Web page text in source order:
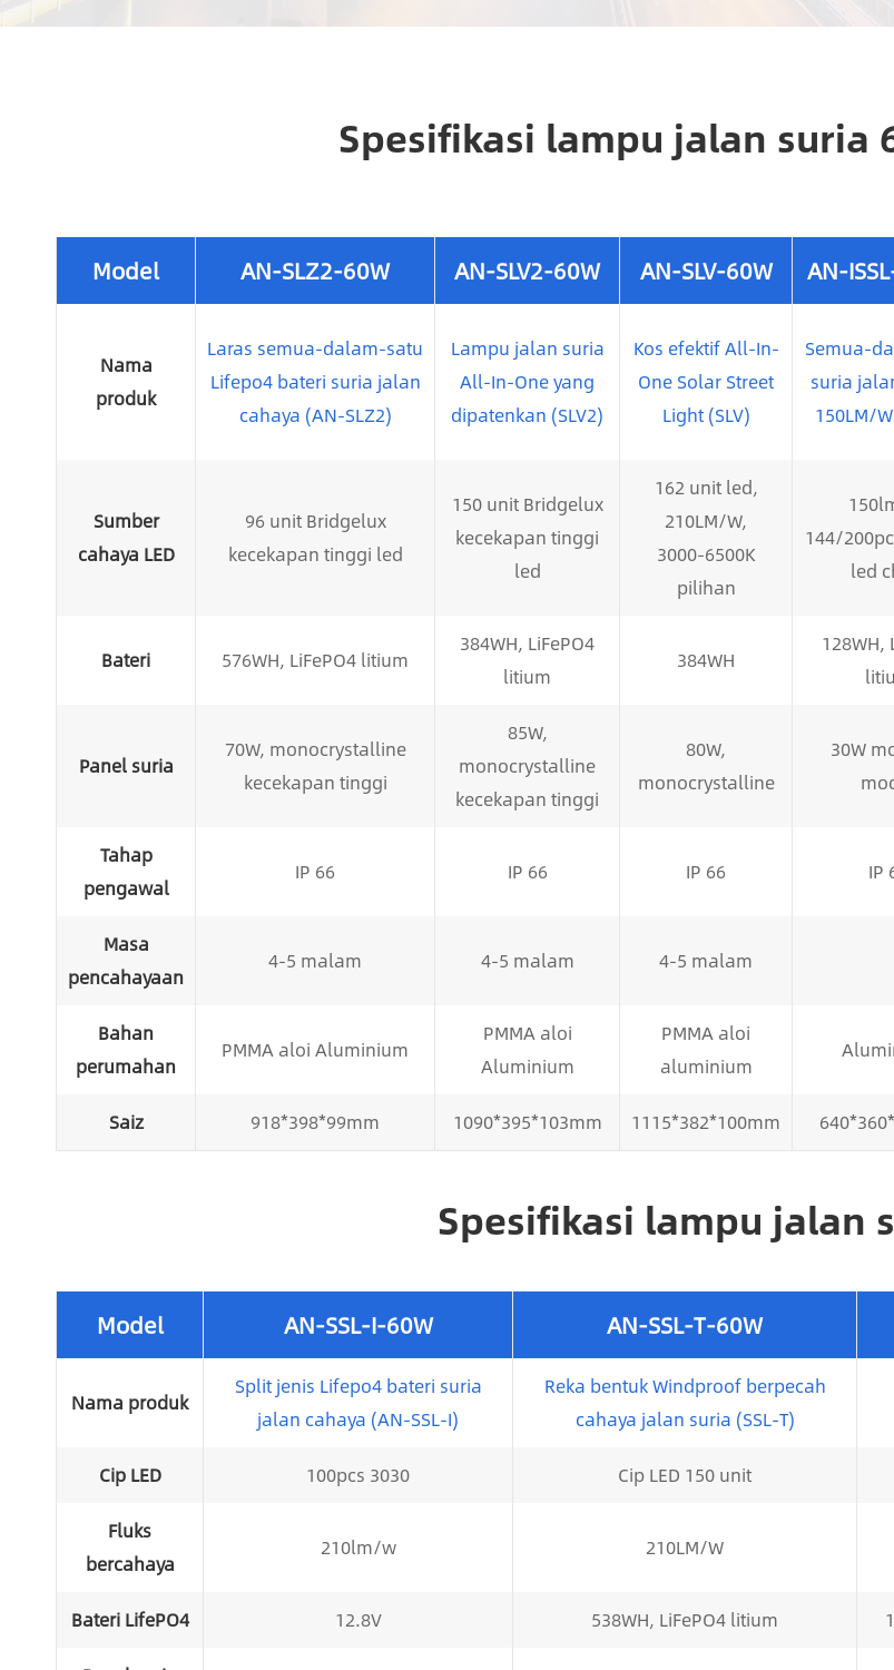
Spesifikasi lampu jalan suria
Model AN-SLZ2-60W AN-SLV2-60W AN-SLV-60W AN-
Nama
produk
Laras semua-dalam-satu
Lifepo4 bateri suria jalan
cahaya (AN-SLZ2)
Lampu jalan suria
All-In-One yang
dipatenkan (SLV2)
Kos efektif All-In-
One Solar Street
Light (SLV)
Semua-
suria
150LM/
Sumber
cahaya LED
96 unit Bridgelux
kecekapan tinggi led
150 unit Bridgelux
kecekapan tinggi
led
162 unit led,
210LM/W,
3000-6500K
pilihan
144/
led
Bateri 576WH, LiFePO4 litium
384WH, LiFePO4
litium
384WH
128WH,
Panel suria
70W, monocrystalline
kecekapan tinggi
85W,
monocrystalline
kecekapan tinggi
80W,
monocrystalline
30W
Tahap
pengawal
IP 66 IP 66 IP 66 IP
Masa
pencahayaan
4-5 malam 4-5 malam 4-5 malam
Bahan
perumahan
PMMA aloi Aluminium
PMMA aloi
Aluminium
PMMA aloi
aluminium
Saiz 918*398*99mm 1090*395*103mm 1115*382*100mm
Spesifikasi lampu jalan
Model AN-SSL-I-60W AN-SSL-T-60W
Nama produk
Split jenis Lifepo4 bateri suria
jalan cahaya (AN-SSL-I)
Reka bentuk Windproof berpecah
cahaya jalan suria (SSL-T)
Cip LED
100pcs 3030 Cip LED 150 unit
Fluks
bercahaya
210lm/w 210LM/W
Bateri LifePO4 12.8V 538WH, LiFePO4 litium